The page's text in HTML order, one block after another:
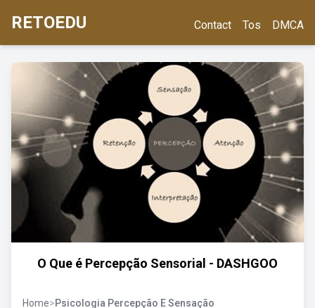
RETOEDU Contact Tos DMCA
O Que é Percepção Sensorial - DASHGOO
Home>Psicologia Percepção E Sensação